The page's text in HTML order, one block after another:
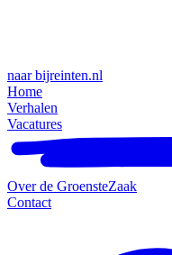
naar bijreinten.nl
Home
Verhalen
Vacatures
Over de GroensteZaak
Contact